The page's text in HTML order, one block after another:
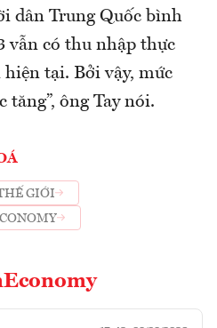
dân Trung Quốc bình
vẫn có thu nhập thực
tại. Bởi vậy, mức
tăng”, ông Tay nói.
GIỚI